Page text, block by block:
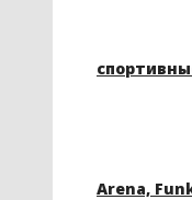
Arena,